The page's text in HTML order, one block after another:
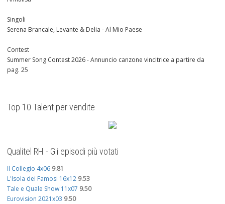
Singoli
Serena Brancale, Levante & Delia - Al Mio Paese
Contest
Summer Song Contest 2026 - Annuncio canzone vincitrice a partire da
pag. 25
Top 10 Talent per vendite
Qualitel RH - Gli episodi più votati
Il Collegio 4x06 9.81
L'Isola dei Famosi 16x12 9.53
Tale e Quale Show 11x07 9.50
Eurovision 2021x03 9.50